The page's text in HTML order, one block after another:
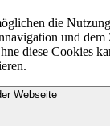
die
und
diese Cookies
Webseite